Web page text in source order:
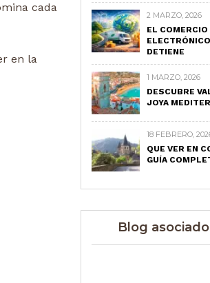
cada
en la
2 MARZO, 2026
EL COMERCIO
DETIENE
1 MARZO, 2026
DESCUBRE
JOYA
18 FEBRERO,
QUE VER EN
GUÍA
Blog